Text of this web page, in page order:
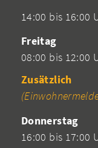
14:00 bis 16:00
Freitag
08:00 bis 12:00
Zusätzlich
Donnerstag
16:00 bis 17:00